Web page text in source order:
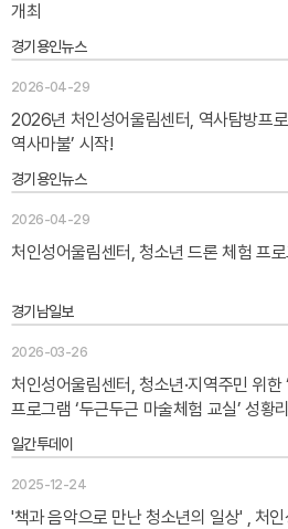
개최
경기용인뉴스
2026-04-29
2026년 처인성어울림센터, 역사탐방프
역사마불’ 시작!
경기용인뉴스
2026-04-29
처인성어울림센터, 청소년 드론 체험 프
경기남일보
2026-03-26
처인성어울림센터, 청소년·지역주민 위
프로그램 ‘두근두근 마술체험 교실’ 성황
일간투데이
2025-12-24
'책과 음악으로 만난 청소년의 일상' , 처